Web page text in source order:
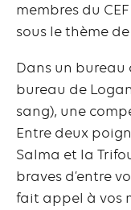
membres du
sous le thème
Dans un bureau
bureau de
sang), une
Entre deux
Salma et la
braves d’entre
fait appel à vos